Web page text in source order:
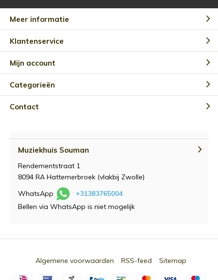
Meer informatie
Klantenservice
Mijn account
Categorieën
Contact
Muziekhuis Souman
Rendementstraat 1
8094 RA Hattemerbroek (vlakbij Zwolle)
WhatsApp
+31383765004
Bellen via WhatsApp is niet mogelijk
Algemene voorwaarden RSS-feed Sitemap